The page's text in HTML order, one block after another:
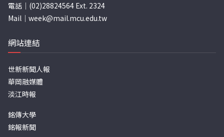
電話｜(02)28824564 Ext. 2324
Mail｜ week@mail.mcu.edu.tw
網站連結
世新新聞人報
華岡融媒體
淡江時報
銘傳大學
銘報新聞